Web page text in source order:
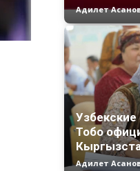
Адилет
Тобо
Адилет